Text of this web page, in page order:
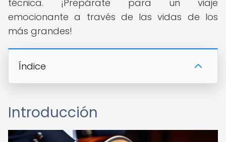
técnica. ¡Prepárate para un viaje
emocionante a través de las vidas de los
más grandes!
Índice
Introducción